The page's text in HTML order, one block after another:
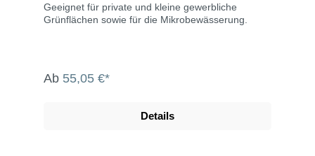
Geeignet für private und kleine gewerbliche
Grünflächen sowie für die Mikrobewässerung.
Ab 55,05 €*
Details